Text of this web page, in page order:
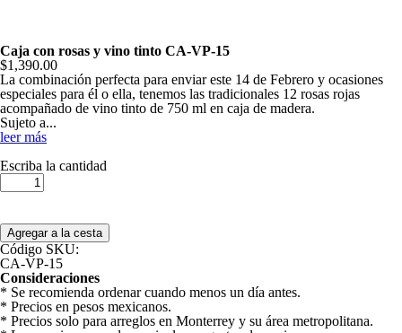
Caja con rosas y vino tinto CA-VP-15
$1,390.00
La combinación perfecta para enviar este 14 de Febrero y ocasiones
especiales para él o ella, tenemos las tradicionales 12 rosas rojas
acompañado de vino tinto de 750 ml en caja de madera.
Sujeto a...
leer más
Escriba la cantidad
Código SKU:
CA-VP-15
Consideraciones
* Se recomienda ordenar cuando menos un día antes.
* Precios en pesos mexicanos.
* Precios solo para arreglos en Monterrey y su área metropolitana.